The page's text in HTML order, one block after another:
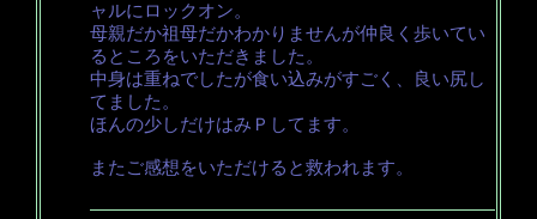
ャルにロックオン。
母親だか祖母だかわかりませんが仲良く歩いてい
るところをいただきました。
中身は重ねでしたが食い込みがすごく、良い尻し
てました。
ほんの少しだけはみＰしてます。
またご感想をいただけると救われます。